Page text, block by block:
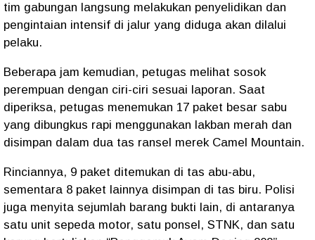
tim gabungan langsung melakukan penyelidikan dan
pengintaian intensif di jalur yang diduga akan dilalui
pelaku.
Beberapa jam kemudian, petugas melihat sosok
perempuan dengan ciri-ciri sesuai laporan. Saat
diperiksa, petugas menemukan 17 paket besar sabu
yang dibungkus rapi menggunakan lakban merah dan
disimpan dalam dua tas ransel merek Camel Mountain.
Rinciannya, 9 paket ditemukan di tas abu-abu,
sementara 8 paket lainnya disimpan di tas biru. Polisi
juga menyita sejumlah barang bukti lain, di antaranya
satu unit sepeda motor, satu ponsel, STNK, dan satu